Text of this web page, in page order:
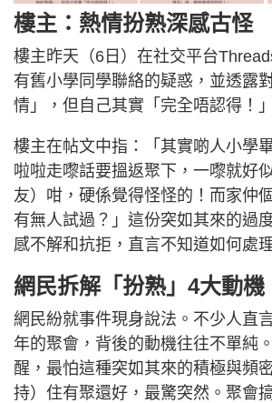
樓主：熱情扮熟深感古怪
樓主昨天（6日）在社交平台
有舊小學同學聯絡的疑惑，並透露
情」，但自己其實「完全唔認得！」
樓主在帖文中指：「其實啲人小學
啦啦走嚟話要搵返聚下，一嚟就好
友）咁，硬係覺得怪怪的！而家仲
有無人試過？」這份突如其來的過
感不解和抗拒，直言不知道如何處
網民拆解「扮熟」4大動機
網民紛就事件現身說法。不少人直
年的聚會，背後的動機往往不單純
醒，最怕這種突如其來的積極與頻
持）住有聚還好，最驚突然。聚會